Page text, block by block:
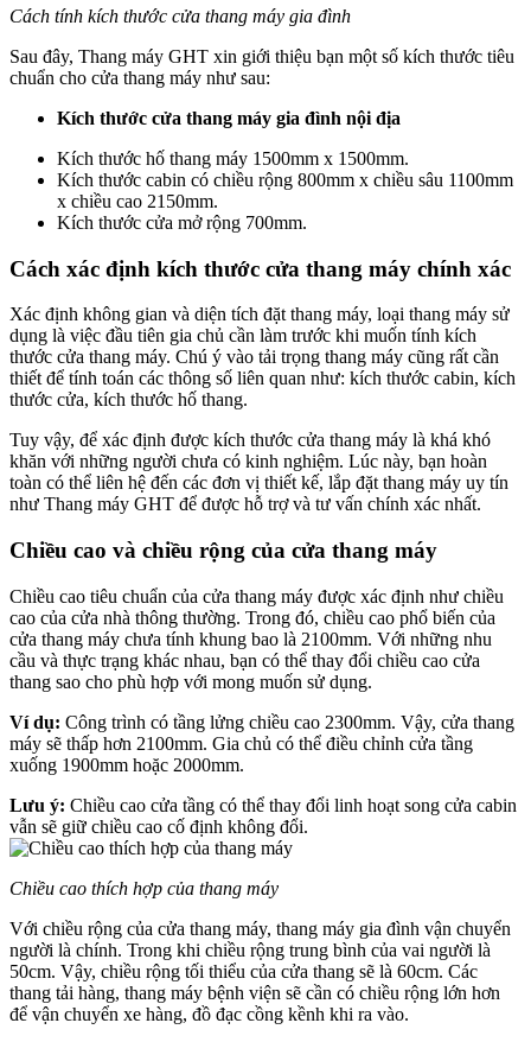
Cách tính kích thước cửa thang máy gia đình
Sau đây, Thang máy GHT xin giới thiệu bạn một số kích thước tiêu
chuẩn cho cửa thang máy như sau:
Kích thước cửa thang máy gia đình nội địa
Kích thước hố thang máy 1500mm x 1500mm.
Kích thước cabin có chiều rộng 800mm x chiều sâu 1100mm
x chiều cao 2150mm.
Kích thước cửa mở rộng 700mm.
Cách xác định kích thước cửa thang máy chính xác
Xác định không gian và diện tích đặt thang máy, loại thang máy sử
dụng là việc đầu tiên gia chủ cần làm trước khi muốn tính kích
thước cửa thang máy. Chú ý vào tải trọng thang máy cũng rất cần
thiết để tính toán các thông số liên quan như: kích thước cabin, kích
thước cửa, kích thước hố thang.
Tuy vậy, để xác định được kích thước cửa thang máy là khá khó
khăn với những người chưa có kinh nghiệm. Lúc này, bạn hoàn
toàn có thể liên hệ đến các đơn vị thiết kế, lắp đặt thang máy uy tín
như Thang máy GHT để được hỗ trợ và tư vấn chính xác nhất.
Chiều cao và chiều rộng của cửa thang máy
Chiều cao tiêu chuẩn của cửa thang máy được xác định như chiều
cao của cửa nhà thông thường. Trong đó, chiều cao phổ biến của
cửa thang máy chưa tính khung bao là 2100mm. Với những nhu
cầu và thực trạng khác nhau, bạn có thể thay đổi chiều cao cửa
thang sao cho phù hợp với mong muốn sử dụng.
Ví dụ: Công trình có tầng lửng chiều cao 2300mm. Vậy, cửa thang
máy sẽ thấp hơn 2100mm. Gia chủ có thể điều chỉnh cửa tầng
xuống 1900mm hoặc 2000mm.
Lưu ý: Chiều cao cửa tầng có thể thay đổi linh hoạt song cửa cabin
vẫn sẽ giữ chiều cao cố định không đổi.
Chiều cao thích hợp của thang máy
Với chiều rộng của cửa thang máy, thang máy gia đình vận chuyển
người là chính. Trong khi chiều rộng trung bình của vai người là
50cm. Vậy, chiều rộng tối thiểu của cửa thang sẽ là 60cm. Các
thang tải hàng, thang máy bệnh viện sẽ cần có chiều rộng lớn hơn
để vận chuyển xe hàng, đồ đạc cồng kềnh khi ra vào.